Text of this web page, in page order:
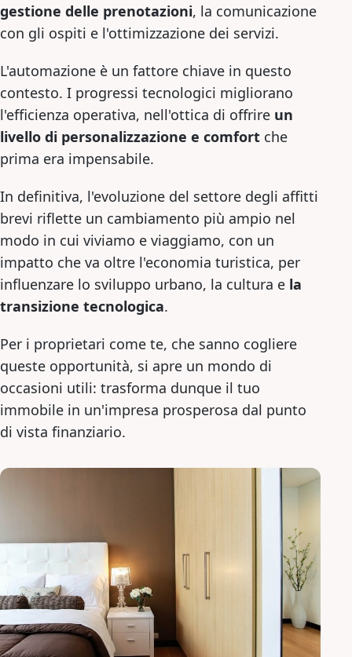
gestione delle prenotazioni, la comunicazione
con gli ospiti e l'ottimizzazione dei servizi.
L'automazione è un fattore chiave in questo
contesto. I progressi tecnologici migliorano
l'efficienza operativa, nell'ottica di offrire un
livello di personalizzazione e comfort che
prima era impensabile.
In definitiva, l'evoluzione del settore degli affitti
brevi riflette un cambiamento più ampio nel
modo in cui viviamo e viaggiamo, con un
impatto che va oltre l'economia turistica, per
influenzare lo sviluppo urbano, la cultura e la
transizione tecnologica.
Per i proprietari come te, che sanno cogliere
queste opportunità, si apre un mondo di
occasioni utili: trasforma dunque il tuo
immobile in un'impresa prosperosa dal punto
di vista finanziario.